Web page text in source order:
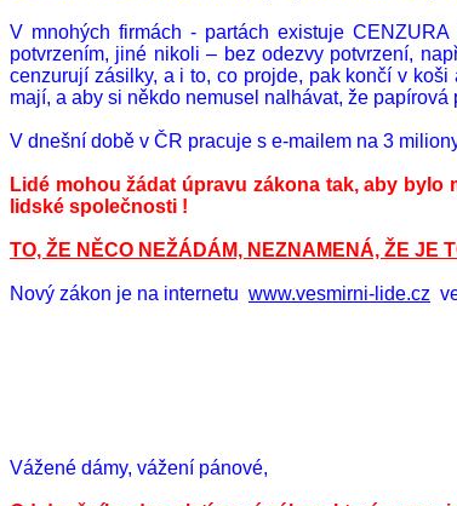
V mnohých firmách - partách existuje
potvrzením, jiné nikoli – bez odezvy potvrzení,
cenzurují zásilky, a i to, co projde, pak končí v
mají, a aby si někdo nemusel nalhávat, že papírová
V dnešní době v ČR pracuje s e-mailem na 3
Lidé mohou žádat úpravu zákona tak, aby bylo
lidské společnosti !
TO, ŽE NĚCO NEŽÁDÁM, NEZNAMENÁ, ŽE JE
Nový zákon je na internetu www.vesmirni-lide.cz
Vážené dámy, vážení pánové,